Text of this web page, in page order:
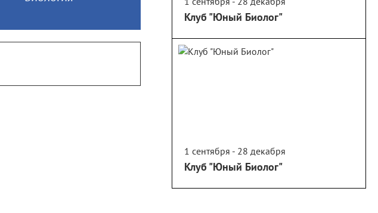
Клуб "Юный Биолог"
1 сентября - 28 декабря
Клуб "Юный Биолог"